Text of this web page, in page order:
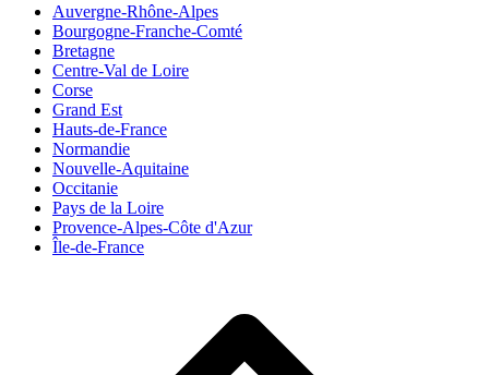
Auvergne-Rhône-Alpes
Bourgogne-Franche-Comté
Bretagne
Centre-Val de Loire
Corse
Grand Est
Hauts-de-France
Normandie
Nouvelle-Aquitaine
Occitanie
Pays de la Loire
Provence-Alpes-Côte d'Azur
Île-de-France